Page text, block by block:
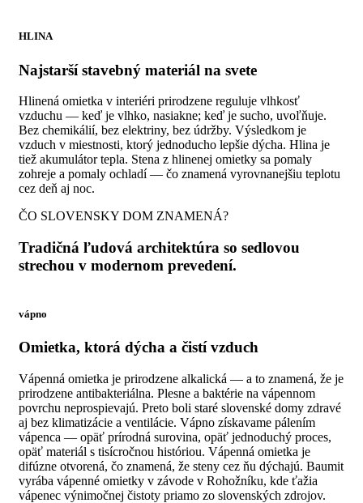
HLINA
Najstarší stavebný materiál na svete
Hlinená omietka v interiéri prirodzene reguluje vlhkosť
vzduchu — keď je vlhko, nasiakne; keď je sucho, uvoľňuje.
Bez chemikálií, bez elektriny, bez údržby. Výsledkom je
vzduch v miestnosti, ktorý jednoducho lepšie dýcha. Hlina je
tiež akumulátor tepla. Stena z hlinenej omietky sa pomaly
zohreje a pomaly ochladí — čo znamená vyrovnanejšiu teplotu
cez deň aj noc.
ČO SLOVENSKY DOM ZNAMENÁ?
Tradičná ľudová architektúra so sedlovou
strechou v modernom prevedení.
vápno
Omietka, ktorá dýcha a čistí vzduch
Vápenná omietka je prirodzene alkalická — a to znamená, že je
prirodzene antibakteriálna. Plesne a baktérie na vápennom
povrchu neprospievajú. Preto boli staré slovenské domy zdravé
aj bez klimatizácie a ventilácie. Vápno získavame pálením
vápenca — opäť prírodná surovina, opäť jednoduchý proces,
opäť materiál s tisícročnou históriou. Vápenná omietka je
difúzne otvorená, čo znamená, že steny cez ňu dýchajú. Baumit
vyrába vápenné omietky v závode v Rohožníku, kde ťažia
vápenec výnimočnej čistoty priamo zo slovenských zdrojov.